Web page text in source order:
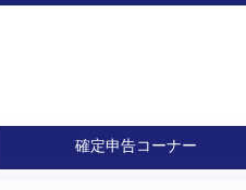
確定申告コーナー